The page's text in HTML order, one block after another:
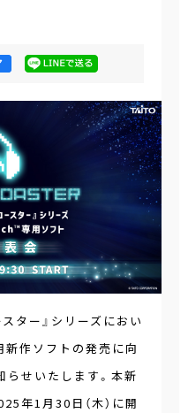
ター』シリーズにおい
作ソフトの発売に向
らせいたします。本新
年1月30日（木）に開